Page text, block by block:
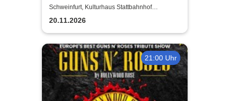
Tour 2026
Schweinfurt, Kulturhaus Stattbahnhof
Schweinfurt
20.11.2026
21:00 Uhr